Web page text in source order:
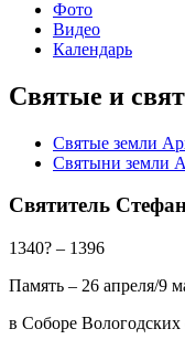
Фото
Видео
Календарь
Святые и
Святые земли
Святыни земли
Святитель
1340? – 1396
Память – 26 апреля/9
в Соборе Вологодских